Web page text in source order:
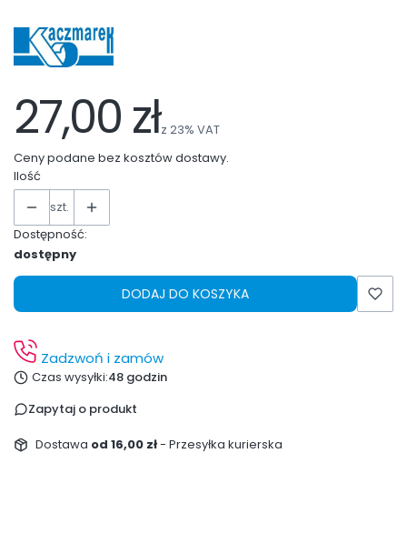
27,00 złz 23% VAT
Ceny podane bez kosztów dostawy.
Ilość
szt.
Dostępność:
dostępny
DODAJ DO KOSZYKA
Zadzwoń i zamów
Czas wysyłki:48 godzin
Zapytaj o produkt
Dostawa od 16,00 zł- Przesyłka kurierska